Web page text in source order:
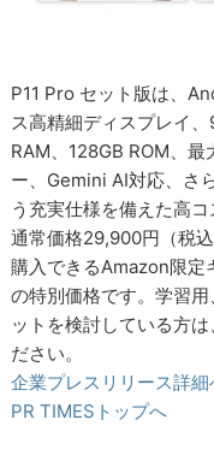
P11 Pro セット版は、
ス高精細ディスプレイ
RAM、128GB ROM、
ー、Gemini AI対応、さ
う充実仕様を備えた高
通常価格29,900円（税
購入できるAmazon限定
の特別価格です。学習
ットを検討している方
ださい。
企業プレスリリース詳細
PR TIMESトップへ